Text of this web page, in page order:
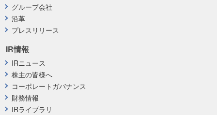
グループ会社
沿革
プレスリリース
IR情報
IRニュース
株主の皆様へ
コーポレートガバナンス
財務情報
IRライブラリ